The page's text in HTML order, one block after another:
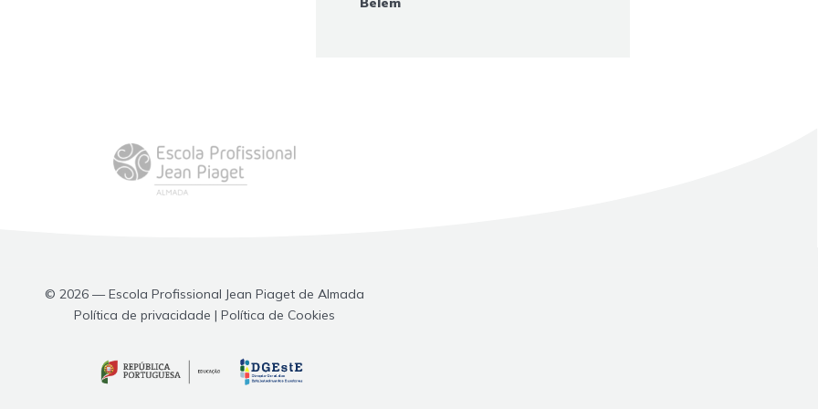
© 2026 — Escola Profissional Jean Piaget de Almada
Política de privacidade | Política de Cookies